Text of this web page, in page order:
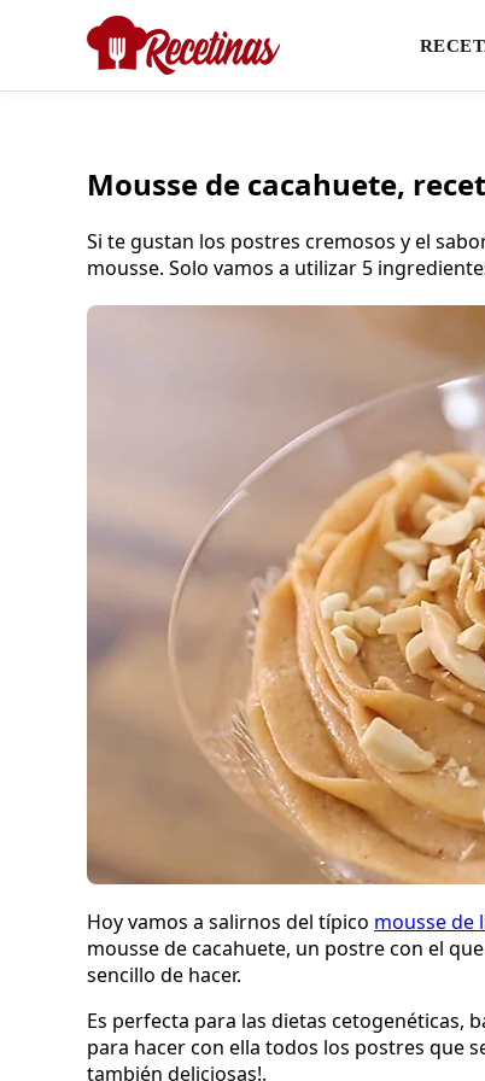
Mousse de cacahuete,
Si te gustan los postres cremosos y el
mousse. Solo vamos a utilizar 5
Hoy vamos a salirnos del típico mousse de
mousse de cacahuete, un postre con el
sencillo de hacer.
Es perfecta para las dietas cetogenéticas,
para hacer con ella todos los postres que
también deliciosas!.